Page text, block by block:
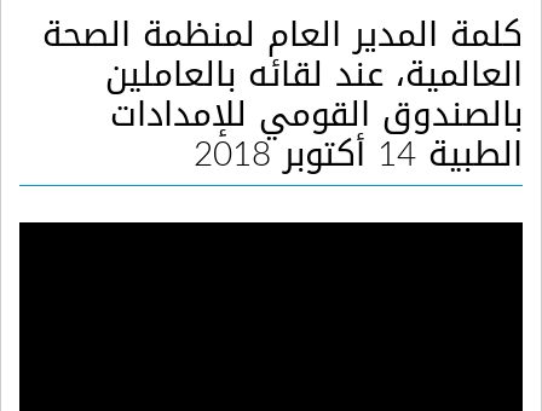
كلمة المدير العام لمنظمة الصحة
العالمية، عند لقائه بالعاملين
بالصندوق القومي للإمدادات
الطبية 14 أكتوبر 2018